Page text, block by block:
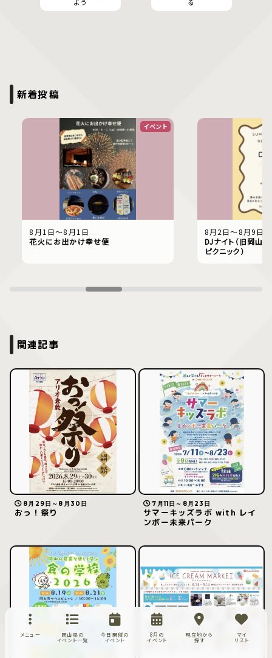
新着投稿
イベント
8月1日〜8月1日
花火にお出かけ幸せ便
8月2日〜8月9日
DJナイト（旧岡山
ピクニック）
関連記事
8月29日～8月30日
おっ！祭り
7月11日～8月23日
サマーキッズラボ with レイ
ンボー未来パーク
メニュー
岡山県の
イベント一覧
今日開催の
イベント
8月の
イベント
現在地から
探す
マイ
リスト